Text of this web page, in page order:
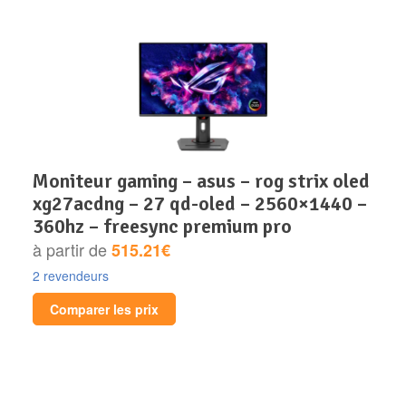
moniteur gaming – asus – rog strix oled
xg27acdng – 27 qd-oled – 2560×1440 –
360hz – freesync premium pro
à partir de515.21€
2 revendeurs
Comparer les prix